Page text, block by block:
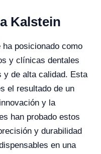
Kalstein
posicionado como
y clínicas dentales
y de alta calidad. Esta
el resultado de un
y la
han probado estos
y durabilidad
en una